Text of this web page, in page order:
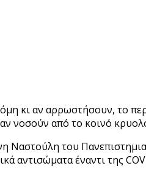
κι αν αρρωστήσουν, το
νοσούν από το κοινό
Ναστούλη του
αντισώματα έναντι της